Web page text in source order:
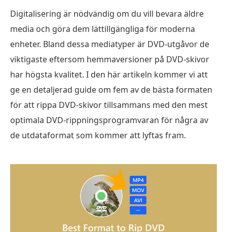
Digitalisering är nödvändig om du vill bevara äldre
media och göra dem lättillgängliga för moderna
enheter. Bland dessa mediatyper är DVD-utgåvor de
viktigaste eftersom hemmaversioner på DVD-skivor
har högsta kvalitet. I den här artikeln kommer vi att
ge en detaljerad guide om fem av de bästa formaten
för att rippa DVD-skivor tillsammans med den mest
optimala DVD-rippningsprogramvaran för några av
de utdataformat som kommer att lyftas fram.